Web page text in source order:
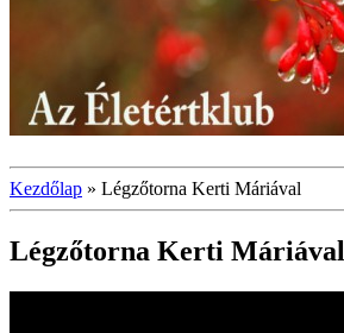
Kezdőlap » Légzőtorna Kerti Máriával
Légzőtorna Kerti Máriával